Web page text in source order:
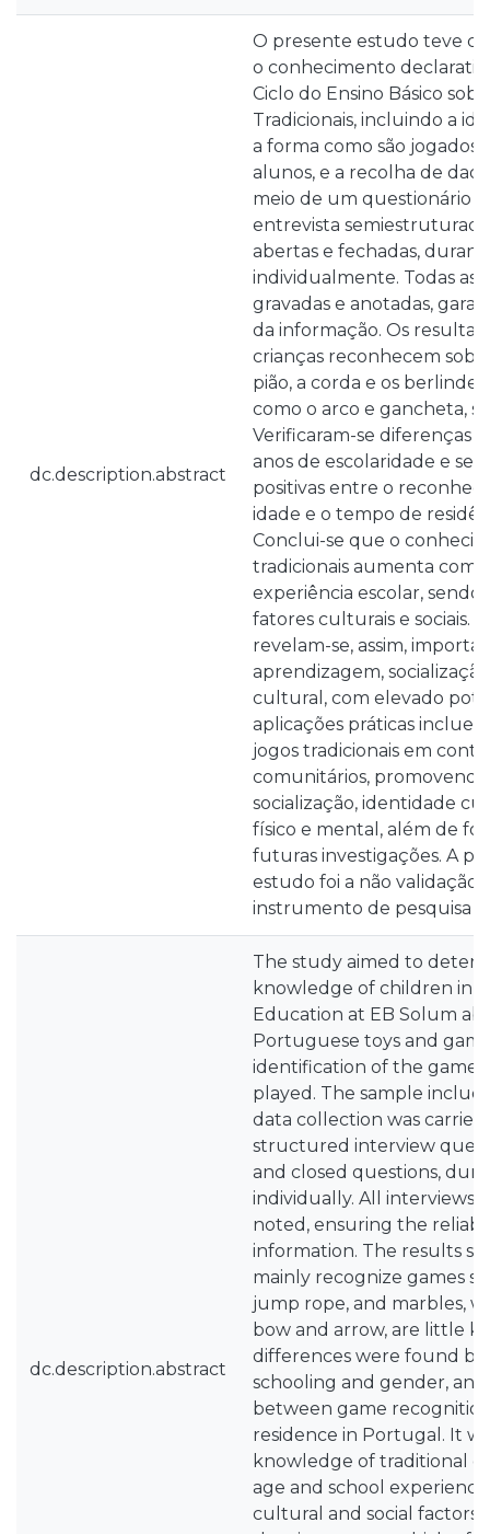
dc.description.abstract
O presente estudo teve
o conhecimento
Ciclo do Ensino Básico
Tradicionais, incluindo a
a forma como são jogados.
alunos, e a recolha de
meio de um questionário
entrevista
abertas e fechadas,
individualmente. Todas as
gravadas e anotadas,
da informação. Os
crianças reconhecem
pião, a corda e os
como o arco e gancheta,
Verificaram-se diferenças
anos de escolaridade e
positivas entre o
idade e o tempo de
Conclui-se que o
tradicionais aumenta com
experiência escolar,
fatores culturais e sociais.
revelam-se, assim,
aprendizagem,
cultural, com elevado
aplicações práticas
jogos tradicionais em
comunitários,
socialização, identidade
físico e mental, além de
futuras investigações. A
estudo foi a não validação
instrumento de pesquisa
dc.description.abstract
The study aimed to
knowledge of children in
Education at EB Solum
Portuguese toys and
identification of the
played. The sample
data collection was
structured interview
and closed questions,
individually. All interviews
noted, ensuring the
information. The results
mainly recognize games
jump rope, and marbles,
bow and arrow, are little
differences were found
schooling and gender,
between game
residence in Portugal. It
knowledge of traditional
age and school
cultural and social factors.